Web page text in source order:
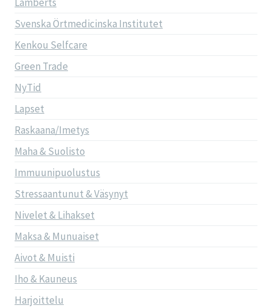
Svenska Örtmedicinska Institutet
Kenkou Selfcare
Green Trade
NyTid
Lapset
Raskaana/Imetys
Maha & Suolisto
Immuunipuolustus
Stressaantunut & Väsynyt
Nivelet & Lihakset
Maksa & Munuaiset
Aivot & Muisti
Iho & Kauneus
Harjoittelu